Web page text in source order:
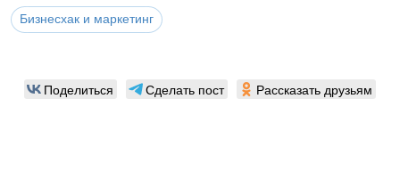
Бизнесхак и маркетинг
Поделиться Сделать пост Рассказать друзьям